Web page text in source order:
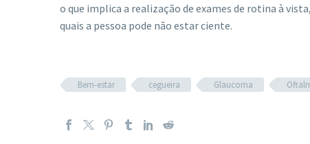
o que implica a realização de exames de rotina à
quais a pessoa pode não estar ciente.
Bem-estar cegueira Glaucoma